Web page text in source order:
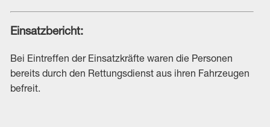
Einsatzbericht:
Bei Eintreffen der Einsatzkräfte waren die Personen
bereits durch den Rettungsdienst aus ihren Fahrzeugen
befreit.